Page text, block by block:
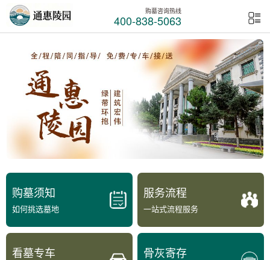
购墓咨询热线
400-838-5063
购墓须知
如何挑选墓地
服务流程
一站式流程服务
看墓专车 骨灰寄存